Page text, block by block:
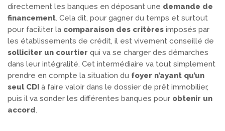
directement les banques en déposant une demande de
financement. Cela dit, pour gagner du temps et surtout
pour faciliter la comparaison des critères imposés par
les établissements de crédit, il est vivement conseillé de
solliciter un courtier qui va se charger des démarches
dans leur intégralité. Cet intermédiaire va tout simplement
prendre en compte la situation du foyer n’ayant qu’un
seul CDI à faire valoir dans le dossier de prêt immobilier,
puis il va sonder les différentes banques pour obtenir un
accord.